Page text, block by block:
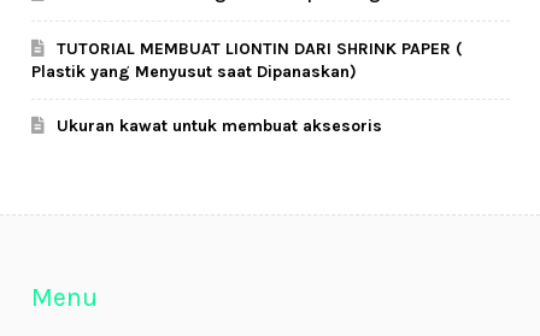
TUTORIAL MEMBUAT LIONTIN DARI SHRINK PAPER (
Plastik yang Menyusut saat Dipanaskan)
Ukuran kawat untuk membuat aksesoris
Menu